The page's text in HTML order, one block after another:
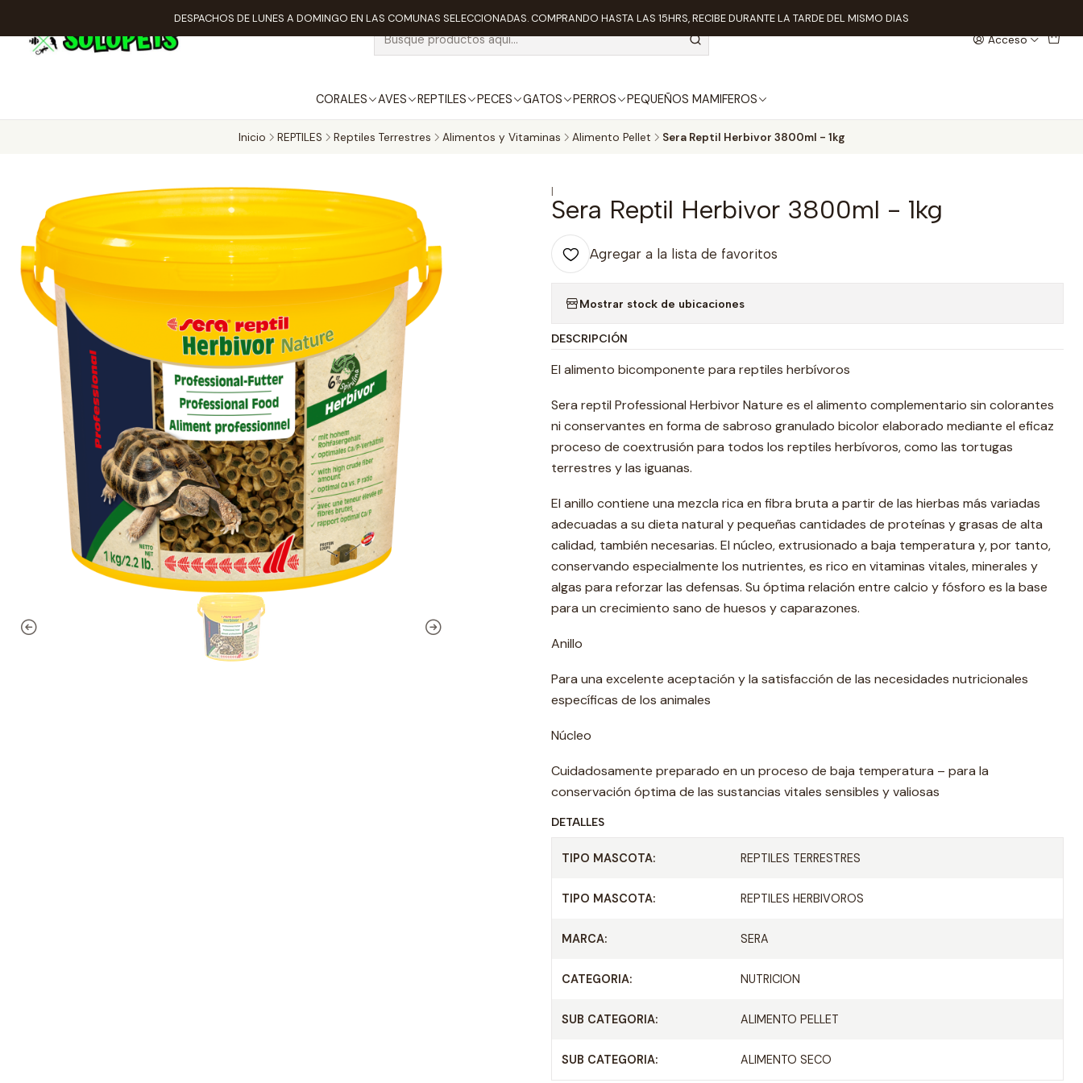
Acceso
CORALES AVES REPTILES PECES GATOS PERROS PEQUEÑOS MAMIFEROS
DESPACHOS DE LUNES A DOMINGO EN LAS COMUNAS SELECCIONADAS. COMPRANDO HASTA LAS 15HRS, RECIBE DURANTE LA TARDE DEL MISMO DIAS
Inicio REPTILES Reptiles Terrestres Alimentos y Vitaminas Alimento Pellet Sera Reptil Herbivor 3800ml - 1kg
|
Sera Reptil Herbivor 3800ml - 1kg
Agregar a la lista de favoritos
Mostrar stock de ubicaciones
DESCRIPCIÓN
El alimento bicomponente para reptiles herbívoros
Sera reptil Professional Herbivor Nature es el alimento complementario sin colorantes
ni conservantes en forma de sabroso granulado bicolor elaborado mediante el eficaz
proceso de coextrusión para todos los reptiles herbívoros, como las tortugas
terrestres y las iguanas.
El anillo contiene una mezcla rica en fibra bruta a partir de las hierbas más variadas
adecuadas a su dieta natural y pequeñas cantidades de proteínas y grasas de alta
calidad, también necesarias. El núcleo, extrusionado a baja temperatura y, por tanto,
conservando especialmente los nutrientes, es rico en vitaminas vitales, minerales y
algas para reforzar las defensas. Su óptima relación entre calcio y fósforo es la base
para un crecimiento sano de huesos y caparazones.
Anillo
Para una excelente aceptación y la satisfacción de las necesidades nutricionales
específicas de los animales
Núcleo
Cuidadosamente preparado en un proceso de baja temperatura – para la
conservación óptima de las sustancias vitales sensibles y valiosas
DETALLES
TIPO MASCOTA: REPTILES TERRESTRES
TIPO MASCOTA: REPTILES HERBIVOROS
MARCA: SERA
CATEGORIA: NUTRICION
SUB CATEGORIA: ALIMENTO PELLET
SUB CATEGORIA: ALIMENTO SECO